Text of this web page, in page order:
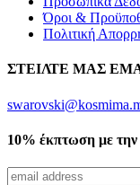
Όροι &
Πολιτική
ΣΤΕΙΛΤΕ ΜΑΣ
10% έκπτωση με